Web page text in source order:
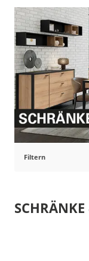
Filtern